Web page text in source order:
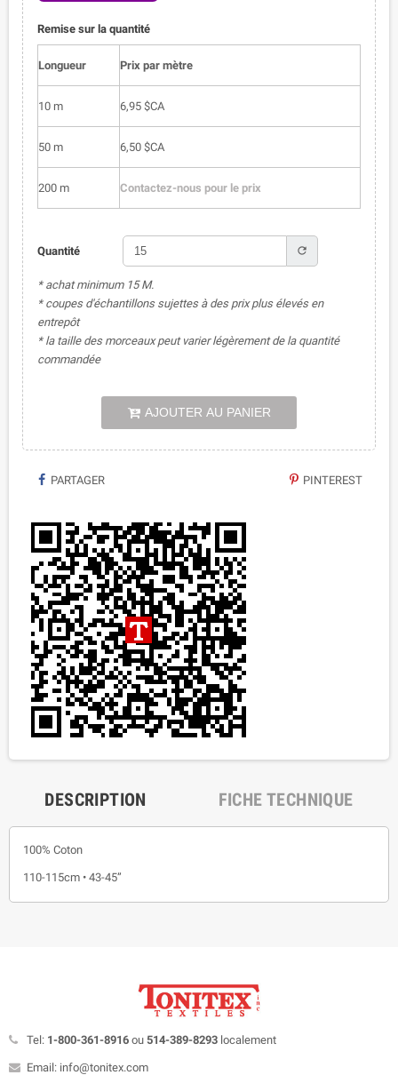
Remise sur la quantité
Longueur Prix par mètre
10 m 6,95 $CA
50 m 6,50 $CA
200 m Contactez-nous pour le prix
Quantité refresh
* achat minimum 15 M.
* coupes d'échantillons sujettes à des prix plus élevés en
entrepôt
* la taille des morceaux peut varier légèrement de la quantité
commandée
AJOUTER AU PANIER
PARTAGER PINTEREST
DESCRIPTION FICHE TECHNIQUE
100% Coton
110-115cm • 43-45”
Tel: 1-800-361-8916 ou 514-389-8293 localement
Email: info@tonitex.com